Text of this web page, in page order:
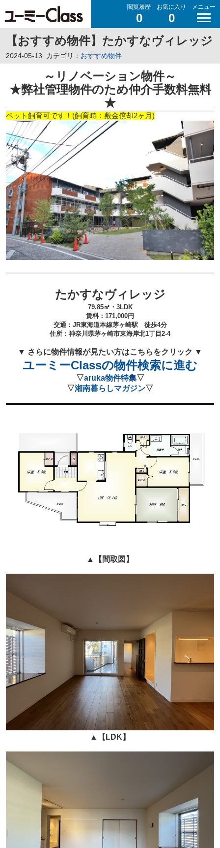
閲覧履歴
0
お気に入り
0
メニュー
【おすすめ物件】たかすなヴィレッジ
2024-05-13 カテゴリ： おすすめ物件
～リノベーション物件～
★弊社管理物件のため仲介手数料無料
★
ペット飼育可です！(飼育時：敷金償却2ヶ月)
たかすなヴィレッジ
79.85㎡・3LDK
賃料：171,000円
交通：JR東海道本線茅ヶ崎駅 徒歩4分
住所： 神奈川県茅ヶ崎市東海岸北1丁目2-4
▼ さらに物件情報が見たい方はこちらをクリック ▼
ユーミーClassの物件検索に進む
▽aruka物件特集▽
▽湘南暮らしマガジン▽
▲ 【間取図】
▲ 【LDK】